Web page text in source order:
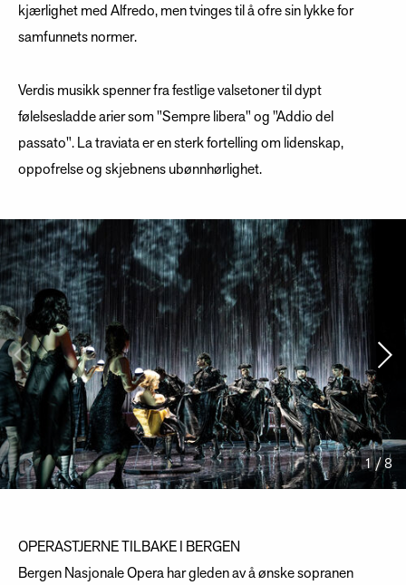
kjærlighet med Alfredo, men tvinges til å ofre sin lykke for
samfunnets normer.
Verdis musikk spenner fra festlige valsetoner til dypt
følelsesladde arier som "Sempre libera" og "Addio del
passato". La traviata er en sterk fortelling om lidenskap,
oppofrelse og skjebnens ubønnhørlighet.
1 / 8
OPERASTJERNE TILBAKE I BERGEN
Bergen Nasjonale Opera har gleden av å ønske sopranen